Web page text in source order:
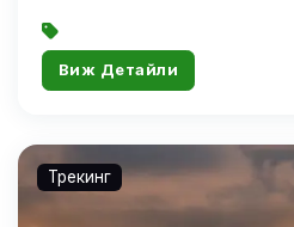
Виж Детайли
Трекинг